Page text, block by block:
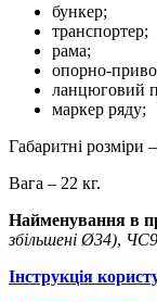
бункер;
транспортер;
рама;
опорно-
ланцюговий
маркер ряду;
Габаритні
Вага – 22 кг.
Найменування в
збільшені Ø34),
Інструкція